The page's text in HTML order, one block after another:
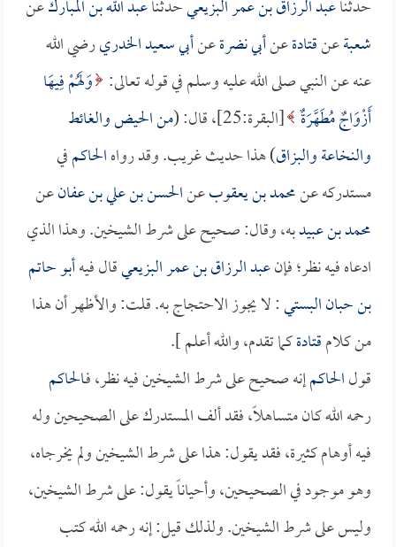
حدثناعبد الرزاق بن عمر البزيعيحدثناعبد الله بن المباركعن
شعبةعنقتادةعنأبي نضرةعنأبي سعيد الخدريرضي الله
عنه عن النبي صلى الله عليه وسلم في قوله تعالى: وَلَهُمْ فِيهَا
أَزْوَاجٌ مُطَهَّرَةٌ [البقرة:25]، قال: (
من الحيض والغائط
والنخاعة والبزاق) هذا حديث غريب. وقد رواهالحاكمفي
مستدركه عنمحمد بن يعقوبعنالحسن بن علي بن عفانعن
محمد بن عبيدبه، وقال: صحيح على شرط الشيخين. وهذا الذي
ادعاه فيه نظر؛ فإنعبد الرزاق بن عمر البزيعيقال فيهأبو حاتم
بن حبان البستي: لا يجوز الاحتجاج به. قلت: والأظهر أن هذا
من كلامقتادةكما تقدم، والله أعلم ].
قولالحاكمإنه صحيح على شرط الشيخين فيه نظر، فـالحاكم
رحمه الله كان متساهلاً، فقد ألف المستدرك على الصحيحين وله
فيه أوهام كثيرة، فقد يقول: هذا على شرط الشيخين ولم يخرجاه،
وهو موجود في الصحيحين، وأحياناً يقول: على شرط الشيخين،
وليس على شرط الشيخين. ولذلك قيل: إنه رحمه الله كتب